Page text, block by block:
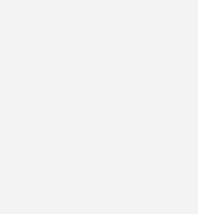
Analyse allgemeiner
durch
ausgewählten Früh- und
innerhalb eines
Betrieblichen
Darüber hinaus wird